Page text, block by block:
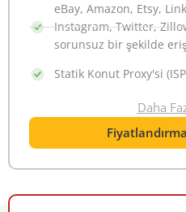
eBay, Amazon, Etsy,
Instagram, Twitter,
sorunsuz bir şekilde
Statik Konut Proxy'si
Daha